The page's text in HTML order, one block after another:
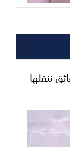
ننقلها